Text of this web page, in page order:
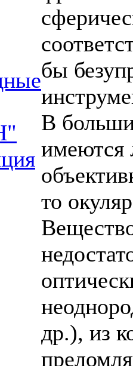
бы
В
имеются
то
др.), из